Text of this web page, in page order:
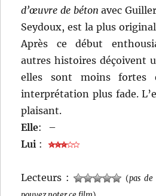
d’œuvre de béton avec
Seydoux, est la plus
Après ce début
autres histoires déçoivent
elles sont moins fortes
interprétation plus fade.
plaisant.
Elle:
–
Lui :
Lecteurs : (pas